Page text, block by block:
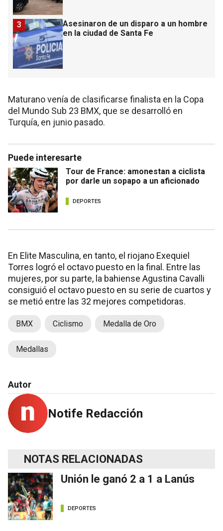
Asesinaron de un disparo a un hombre
en la ciudad de Santa Fe
3
Maturano venía de clasificarse finalista en la Copa
del Mundo Sub 23 BMX, que se desarrolló en
Turquía, en junio pasado.
Puede interesarte
Tour de France: amonestan a ciclista
por darle un sopapo a un aficionado
DEPORTES
En Elite Masculina, en tanto, el riojano Exequiel
Torres logró el octavo puesto en la final. Entre las
mujeres, por su parte, la bahiense Agustina Cavalli
consiguió el octavo puesto en su serie de cuartos y
se metió entre las 32 mejores competidoras.
BMX Ciclismo Medalla de Oro
Medallas
Autor
Notife Redacción
NOTAS RELACIONADAS
Unión le ganó 2 a 1 a Lanús
DEPORTES